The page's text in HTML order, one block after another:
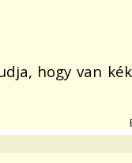
hogy van